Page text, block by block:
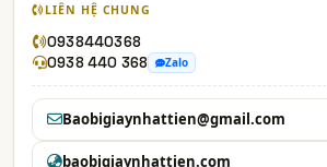
LIÊN HỆ CHUNG
0938440368
0938 440 368
Zalo
Baobigiaynhattien@gmail.com
baobigiaynhattien.com